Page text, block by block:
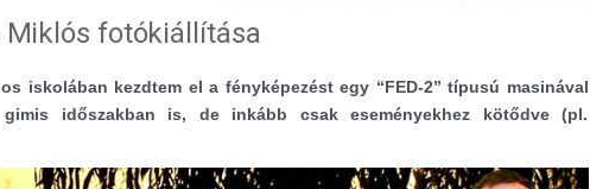
Miklós fotókiállítása
iskolában kezdtem el a fényképezést egy “FED-2” típusú masinával
időszakban is, de inkább csak eseményekhez kötődve (pl.